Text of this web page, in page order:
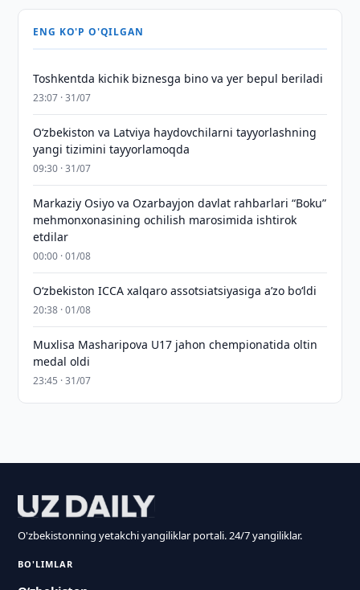
ENG KO'P O'QILGAN
Toshkentda kichik biznesga bino va yer bepul beriladi
23:07 · 31/07
Oʻzbekiston va Latviya haydovchilarni tayyorlashning
yangi tizimini tayyorlamoqda
09:30 · 31/07
Markaziy Osiyo va Ozarbayjon davlat rahbarlari “Boku”
mehmonxonasining ochilish marosimida ishtirok
etdilar
00:00 · 01/08
O‘zbekiston ICCA xalqaro assotsiatsiyasiga aʼzo bo‘ldi
20:38 · 01/08
Muxlisa Masharipova U17 jahon chempionatida oltin
medal oldi
23:45 · 31/07
O'zbekistonning yetakchi yangiliklar portali. 24/7 yangiliklar.
BO'LIMLAR